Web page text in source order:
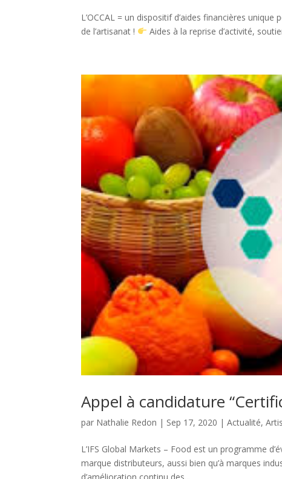
L’OCCAL = un dispositif d’aides financières
de l’artisanat !
Aides à la reprise d’activité,
Appel à candidature
par Nathalie Redon | Sep 17, 2020 |Actualité,
L’IFS Global Markets – Food est un programme
marque distributeurs, aussi bien qu’à marques